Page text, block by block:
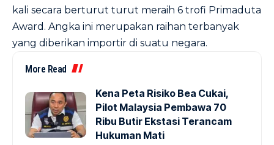
kali secara berturut turut meraih 6 trofi Primaduta
Award. Angka ini merupakan raihan terbanyak
yang diberikan importir di suatu negara.
More Read
Kena Peta Risiko Bea Cukai,
Pilot Malaysia Pembawa 70
Ribu Butir Ekstasi Terancam
Hukuman Mati